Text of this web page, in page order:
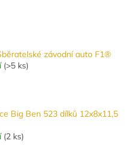
závodní auto F1®
(>5 ks)
Big Ben 523 dílků 12x8x11,5
(2 ks)